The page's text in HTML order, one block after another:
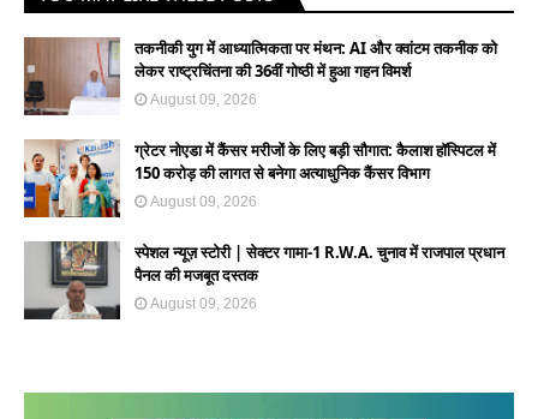
तकनीकी युग में आध्यात्मिकता पर मंथन: AI और क्वांटम तकनीक को
लेकर राष्ट्रचिंतना की 36वीं गोष्ठी में हुआ गहन विमर्श
August 09, 2026
ग्रेटर नोएडा में कैंसर मरीजों के लिए बड़ी सौगात: कैलाश हॉस्पिटल में
150 करोड़ की लागत से बनेगा अत्याधुनिक कैंसर विभाग
August 09, 2026
स्पेशल न्यूज़ स्टोरी | सेक्टर गामा-1 R.W.A. चुनाव में राजपाल प्रधान
पैनल की मजबूत दस्तक
August 09, 2026